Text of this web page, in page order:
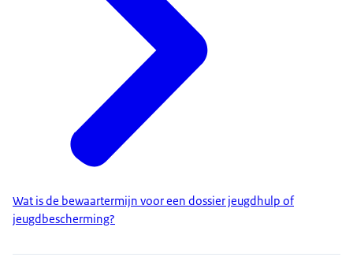
Wat is de bewaartermijn voor een dossier jeugdhulp of
jeugdbescherming?